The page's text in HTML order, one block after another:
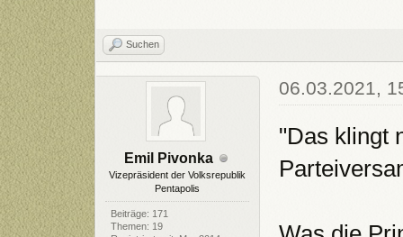
Suchen
Emil Pivonka
Vizepräsident der Volksrepublik
Pentapolis
Beiträge: 171
Themen: 19
06.03.2021,
"Das klingt